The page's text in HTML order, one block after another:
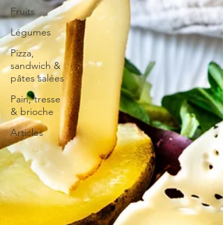
Fruits
Légumes
Pizza,
sandwich &
pâtes salées
Pain, tresse
& brioche
Articles